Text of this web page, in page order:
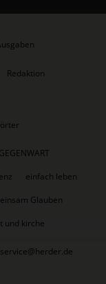
Redaktion
einfach leben
Glauben
und kirche